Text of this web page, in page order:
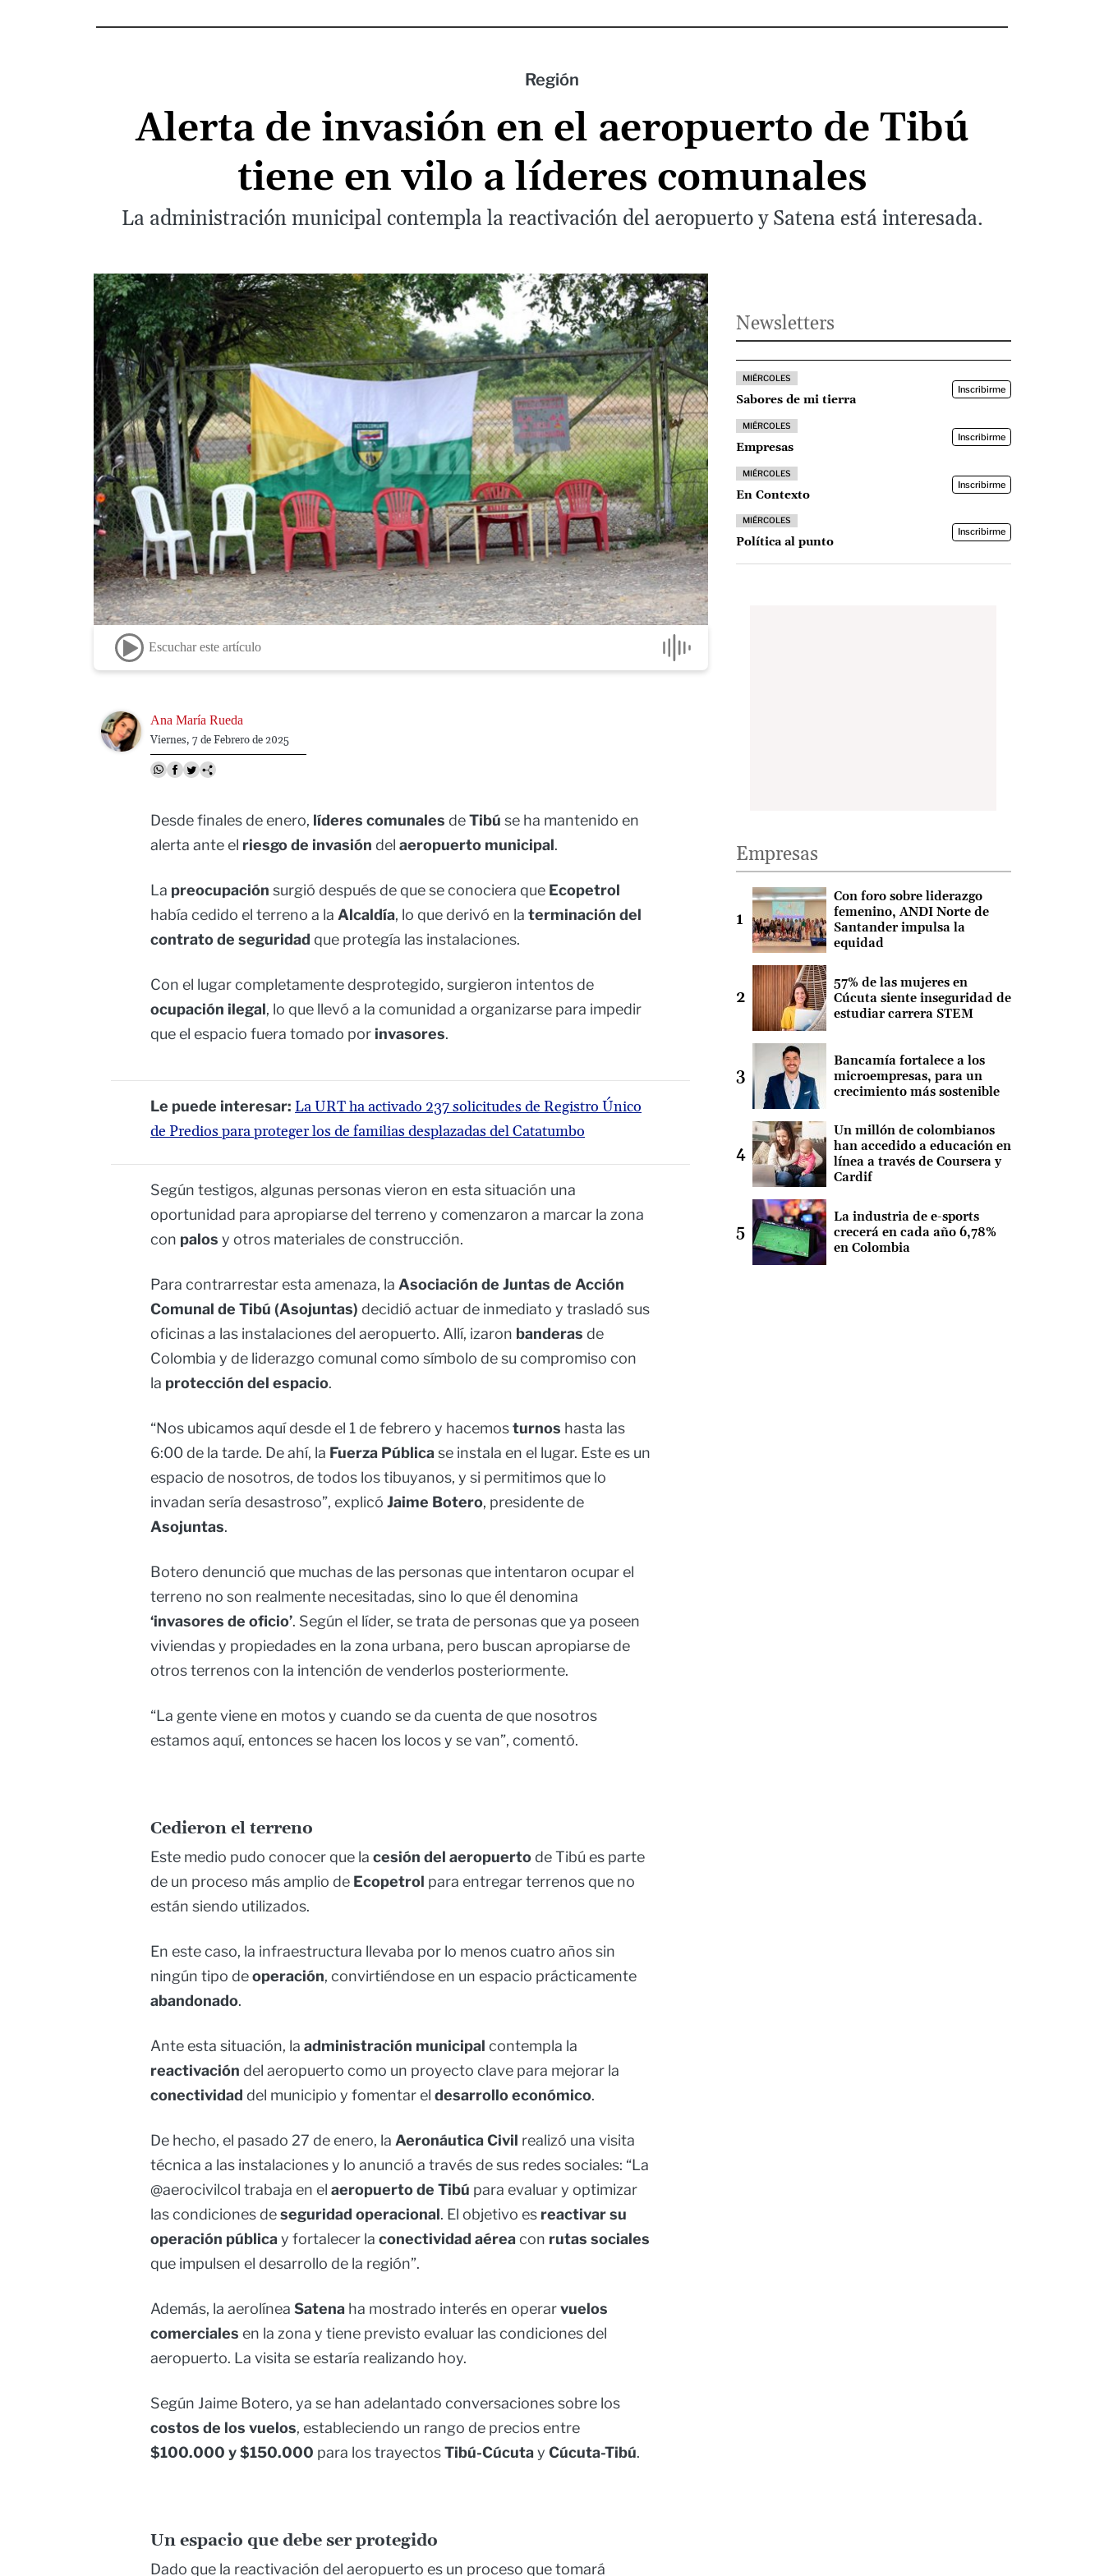
Región
Alerta de invasión en el aeropuerto de Tibú
tiene en vilo a líderes comunales
La administración municipal contempla la reactivación del aeropuerto y Satena está interesada.
Escuchar este artículo
Image Ana María Rueda
Viernes, 7 de Febrero de 2025
Desde finales de enero, líderes comunales deTibú se ha mantenido en
alerta ante el riesgo de invasión del aeropuerto municipal.
La preocupación surgió después de que se conociera que Ecopetrol
había cedido el terreno a la Alcaldía, lo que derivó en la terminación del
contrato de seguridad que protegía las instalaciones.
Con el lugar completamente desprotegido, surgieron intentos de
ocupación ilegal, lo que llevó a la comunidad a organizarse para impedir
que el espacio fuera tomado por invasores.
Le puede interesar: La URT ha activado 237 solicitudes de Registro Único
de Predios para proteger los de familias desplazadas del Catatumbo
Según testigos, algunas personas vieron en esta situación una
oportunidad para apropiarse del terreno y comenzaron a marcar la zona
con palos y otros materiales de construcción.
Para contrarrestar esta amenaza, la Asociación de Juntas de Acción
Comunal de Tibú (Asojuntas) decidió actuar de inmediato y trasladó sus
oficinas a las instalaciones del aeropuerto. Allí, izaron banderas de
Colombia y de liderazgo comunal como símbolo de su compromiso con
la protección del espacio.
“Nos ubicamos aquí desde el 1 de febrero y hacemosturnos hasta las
6:00 de la tarde. De ahí, la Fuerza Públicase instala en el lugar. Este es un
espacio de nosotros, de todos los tibuyanos, y si permitimos que lo
invadan sería desastroso”, explicó Jaime Botero, presidente de
Asojuntas.
Botero denunció que muchas de las personas que intentaron ocupar el
terreno no son realmente necesitadas, sino lo que él denomina
‘invasores de oficio’. Según el líder, se trata de personas que ya poseen
viviendas y propiedades en la zona urbana, pero buscan apropiarse de
otros terrenos con la intención de venderlos posteriormente.
“La gente viene en motos y cuando se da cuenta de que nosotros
estamos aquí, entonces se hacen los locos y se van”, comentó.
Cedieron el terreno
Este medio pudo conocer que la cesión del aeropuertode Tibú es parte
de un proceso más amplio de Ecopetrol para entregar terrenos que no
están siendo utilizados.
En este caso, la infraestructura llevaba por lo menos cuatro años sin
ningún tipo deoperación, convirtiéndose en un espacio prácticamente
abandonado.
Ante esta situación, la administración municipal contempla la
reactivación del aeropuerto como un proyecto clave para mejorar la
conectividad del municipio y fomentar el desarrollo económico.
De hecho, el pasado 27 de enero, la Aeronáutica Civil realizó una visita
técnica a las instalaciones y lo anunció a través de sus redes sociales: “La
@aerocivilcol trabaja en el aeropuerto de Tibú para evaluar y optimizar
las condiciones deseguridad operacional. El objetivo es reactivar su
operación públicay fortalecer la conectividad aéreacon rutas sociales
que impulsen el desarrollo de la región”.
Además, la aerolínea Satena ha mostrado interés en operarvuelos
comerciales en la zona y tiene previsto evaluar las condiciones del
aeropuerto. La visita se estaría realizando hoy.
Según Jaime Botero, ya se han adelantado conversaciones sobre los
costos de los vuelos, estableciendo un rango de precios entre
$100.000 y $150.000 para los trayectosTibú-Cúcutay Cúcuta-Tibú.
Un espacio que debe ser protegido
Dado que la reactivación del aeropuerto es un proceso que tomará
Newsletters
MIÉRCOLES
Sabores de mi tierra
Inscribirme
MIÉRCOLES
Empresas
Inscribirme
MIÉRCOLES
En Contexto
Inscribirme
MIÉRCOLES
Política al punto
Inscribirme
Empresas
Con foro sobre liderazgo
femenino, ANDI Norte de
Santander impulsa la
equidad
57% de las mujeres en
Cúcuta siente inseguridad de
estudiar carrera STEM
Bancamía fortalece a los
microempresas, para un
crecimiento más sostenible
Un millón de colombianos
han accedido a educación en
línea a través de Coursera y
Cardif
La industria de e-sports
crecerá en cada año 6,78%
en Colombia